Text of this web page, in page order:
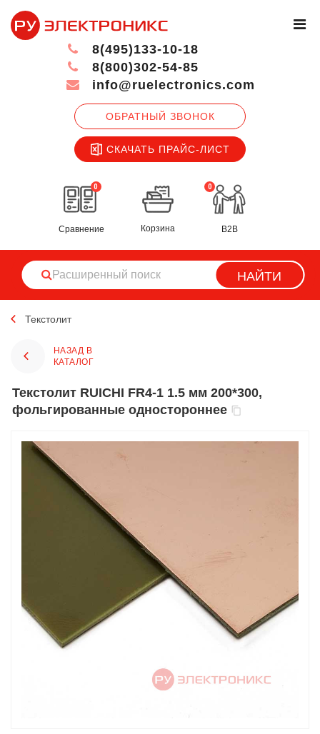
ОБРАТНЫЙ ЗВОНОК
СКАЧАТЬ ПРАЙС-ЛИСТ
8(495)133-10-18
8(800)302-54-85
info@ruelectronics.com
0
Сравнение
0
Корзина B2B
НАЙТИ
Текстолит
НАЗАД В
КАТАЛОГ
Текстолит RUICHI FR4-1 1.5 мм 200*300,
фольгированные одностороннее